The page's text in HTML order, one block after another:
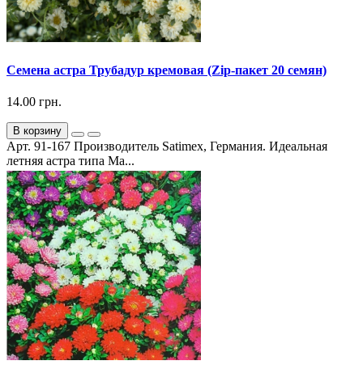
Семена астра Трубадур кремовая (Zip-пакет 20 семян)
14.00 грн.
В корзину
Арт. 91-167 Производитель Satimex, Германия. Идеальная
летняя астра типа Ма...